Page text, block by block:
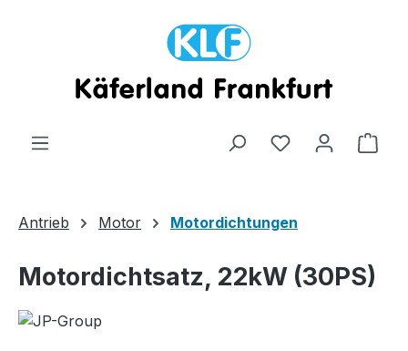
Zum Hauptinhalt springen
Antrieb Motor Motordichtungen
Motordichtsatz, 22kW (30PS)